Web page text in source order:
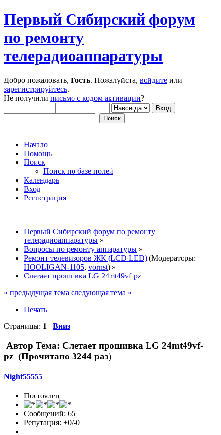
Первый Сибирский форум
по ремонту
телерадиоаппаратуры
Добро пожаловать, Гость. Пожалуйста, войдите или
зарегистрируйтесь.
Не получили письмо с кодом активации?
Начало
Помощь
Поиск
Поиск по базе полей
Календарь
Вход
Регистрация
Первый Сибирский форум по ремонту
телерадиоаппаратуры »
Вопросы по ремонту аппаратуры »
Ремонт телевизоров ЖК (LCD LED) (Модераторы:
HOOLIGAN-1105, vornst) »
Слетает прошивка LG 24mt49vf-pz
« предыдущая тема следующая тема »
Печать
Страницы: 1 Вниз
Автор Тема: Слетает прошивка LG 24mt49vf-
pz (Прочитано 3244 раз)
Night55555
Постоялец
Сообщений: 65
Репутация: +0/-0